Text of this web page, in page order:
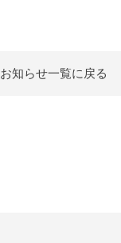
お知らせ一覧に戻る